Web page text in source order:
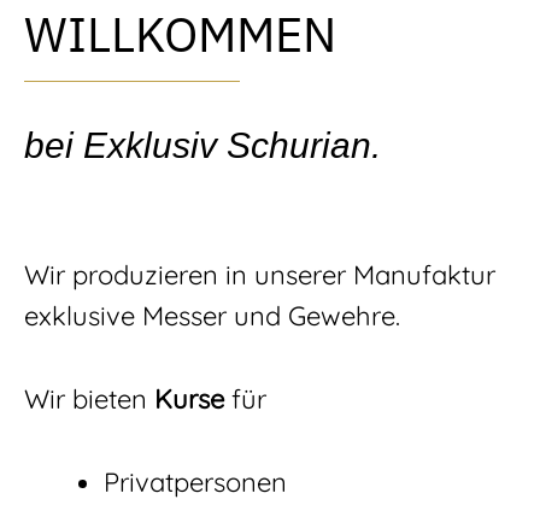
WILLKOMMEN
bei Exklusiv Schurian.
Wir produzieren in unserer Manufaktur
exklusive Messer und Gewehre.
Wir bieten Kursefür
Privatpersonen